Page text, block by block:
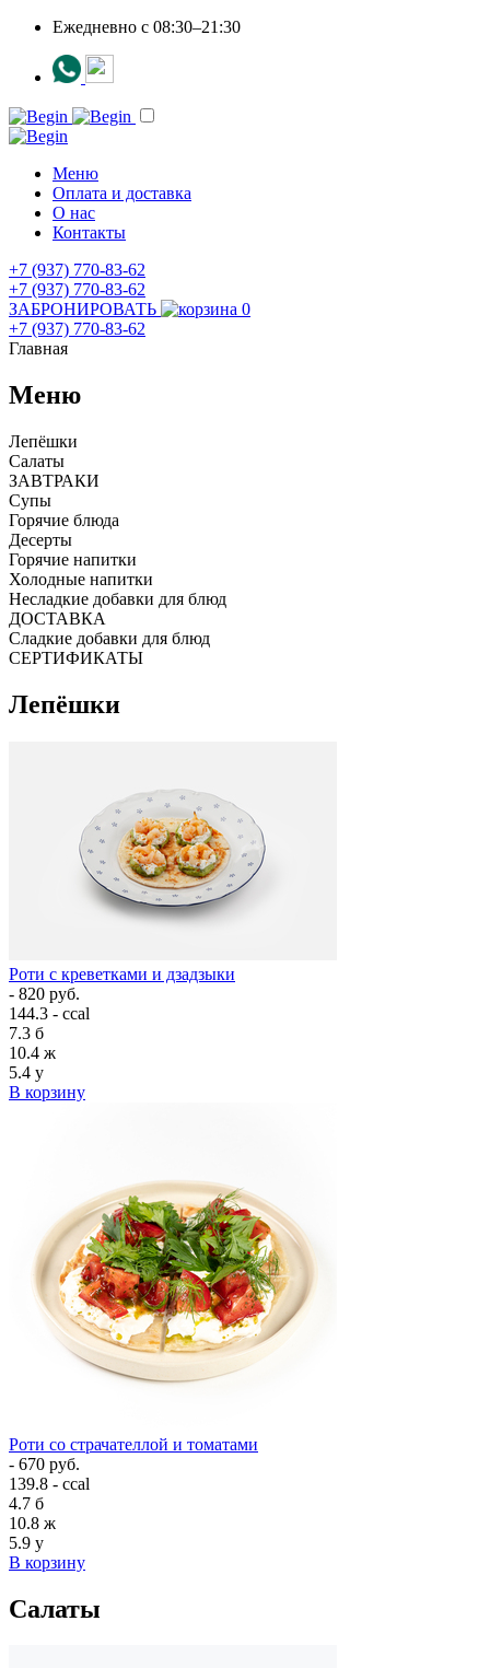
Ежедневно c 08:30–21:30
Меню
Оплата и доставка
О нас
Контакты
+7 (937) 770-83-62
+7 (937) 770-83-62
ЗАБРОНИРОВАТЬ
0
+7 (937) 770-83-62
Главная
Меню
Лепёшки
Салаты
ЗАВТРАКИ
Супы
Горячие блюда
Десерты
Горячие напитки
Холодные напитки
Несладкие добавки для блюд
ДОСТАВКА
Сладкие добавки для блюд
СЕРТИФИКАТЫ
Лепёшки
Роти с креветками и дзадзыки
- 820 руб.
144.3 - ccal
7.3 б
10.4 ж
5.4 у
В корзину
Роти со страчателлой и томатами
- 670 руб.
139.8 - ccal
4.7 б
10.8 ж
5.9 у
В корзину
Салаты